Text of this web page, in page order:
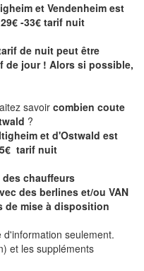
et Vendenheim est
-33€ tarif nuit
de nuit peut être
de jour ! Alors si possible,
savoir combien coute
?
et d'Ostwald est
tarif nuit
chauffeurs
des berlines et/ou VAN
de mise à disposition
seulement.
et les suppléments